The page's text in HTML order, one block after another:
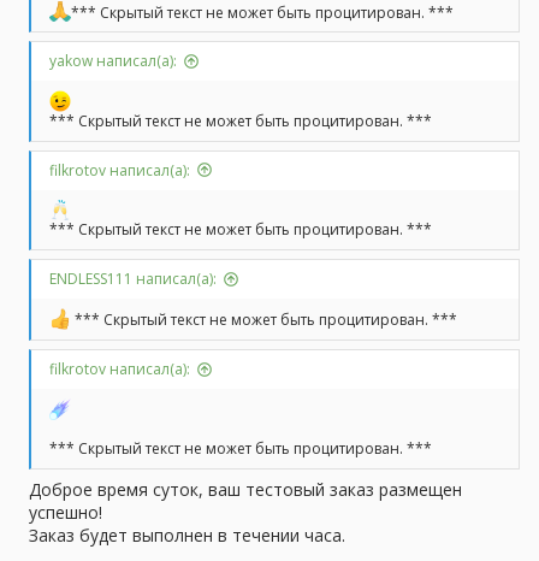
*** Скрытый текст не может быть процитирован. ***
yakow написал(а):
*** Скрытый текст не может быть процитирован. ***
filkrotov написал(а):
*** Скрытый текст не может быть процитирован. ***
ENDLESS111 написал(а):
*** Скрытый текст не может быть процитирован. ***
filkrotov написал(а):
*** Скрытый текст не может быть процитирован. ***
Доброе время суток, ваш тестовый заказ размещен
успешно!
Заказ будет выполнен в течении часа.